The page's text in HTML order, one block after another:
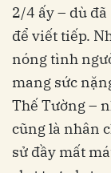
2/4 ấy – dù
để viết tiếp.
nóng tình
mang sức
Thế Tường –
cũng là nhân
sử đầy mất